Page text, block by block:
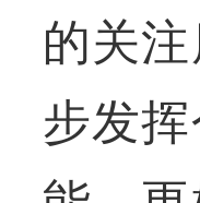
的关
步发